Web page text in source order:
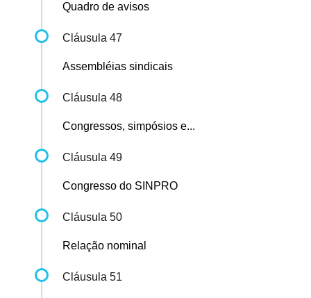
Quadro de avisos
Cláusula 47
Assembléias sindicais
Cláusula 48
Congressos, simpósios e...
Cláusula 49
Congresso do SINPRO
Cláusula 50
Relação nominal
Cláusula 51